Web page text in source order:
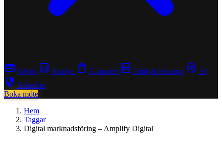
web Webb analytics Analys shopping_bag E-handel dns Drift & Hosting psychology AI
security Säkerhet
Boka möte
Hem
Taggar
Digital marknadsföring – Amplify Digital